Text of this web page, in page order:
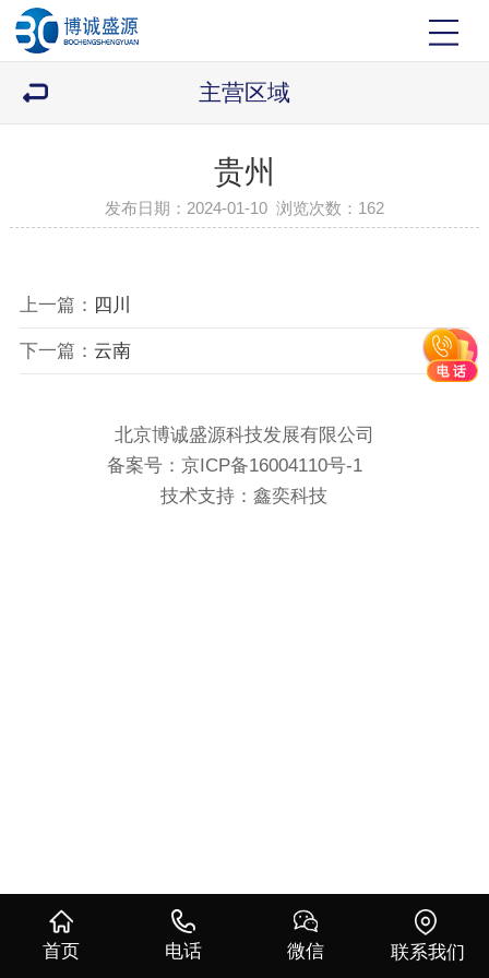
主营区域
贵州
发布日期：2024-01-10 浏览次数： 162
上一篇： 四川
下一篇： 云南
北京博诚盛源科技发展有限公司
备案号： 京ICP备16004110号-1
技术支持：鑫奕科技
首页 电话 微信 联系我们